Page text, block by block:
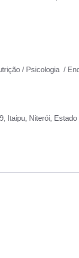
/ Psicologia /
Itaipu, Niterói,